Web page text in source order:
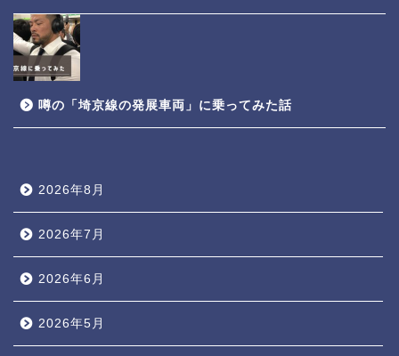
噂の「埼京線の発展車両」に乗ってみた話
2026年8月
2026年7月
2026年6月
2026年5月